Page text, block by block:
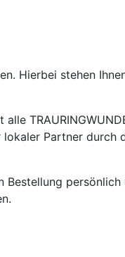
Hierbei stehen
Partner